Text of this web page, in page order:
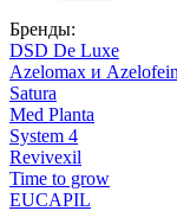
Бренды:
DSD De Luxe
Azelomax и Azelofein
Satura
Med Planta
System 4
Revivexil
Time to grow
EUCAPIL